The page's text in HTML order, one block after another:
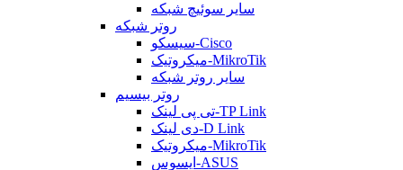
سایر سوئیچ شبکه
روتر شبکه
سیسکو-Cisco
میکروتیک-MikroTik
سایر روتر شبکه
روتر بیسیم
تی پی لینک-TP Link
دی لینک-D Link
میکروتیک-MikroTik
ایسوس-ASUS